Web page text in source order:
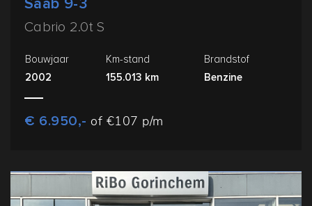
Cabrio 2.0t S
Bouwjaar
2002
Km-stand
155.013 km
Brandstof
Benzine
€ 6.950,- of €107 p/m